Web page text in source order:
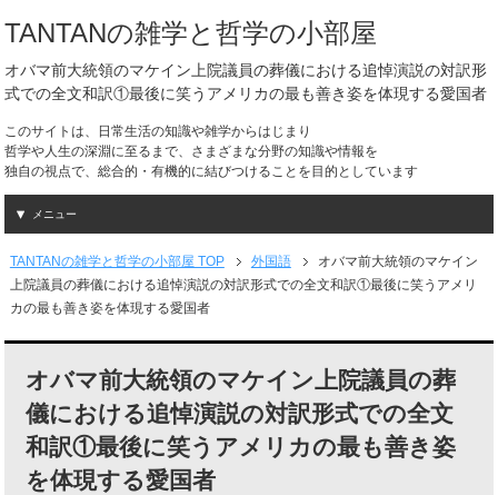
TANTANの雑学と哲学の小部屋
オバマ前大統領のマケイン上院議員の葬儀における追悼演説の対訳形
式での全文和訳①最後に笑うアメリカの最も善き姿を体現する愛国者
このサイトは、日常生活の知識や雑学からはじまり
哲学や人生の深淵に至るまで、さまざまな分野の知識や情報を
独自の視点で、総合的・有機的に結びつけることを目的としています
メニュー
TANTANの雑学と哲学の小部屋 TOP 外国語
オバマ前大統領のマケイン
上院議員の葬儀における追悼演説の対訳形式での全文和訳①最後に笑うアメリ
カの最も善き姿を体現する愛国者
オバマ前大統領のマケイン上院議員の葬
儀における追悼演説の対訳形式での全文
和訳①最後に笑うアメリカの最も善き姿
を体現する愛国者